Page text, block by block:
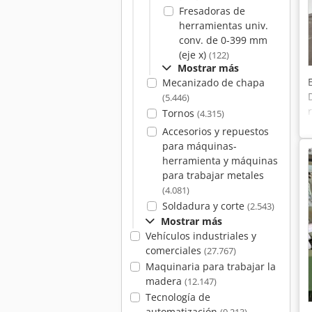
Fresadoras de
herramientas univ.
conv. de 0-399 mm
(eje x) (122)
Mostrar más
Mecanizado de chapa
(5.446)
Tornos (4.315)
Accesorios y repuestos
para máquinas-
herramienta y máquinas
para trabajar metales
(4.081)
Soldadura y corte (2.543)
Mostrar más
Vehículos industriales y
comerciales (27.767)
Maquinaria para trabajar la
madera (12.147)
Tecnología de